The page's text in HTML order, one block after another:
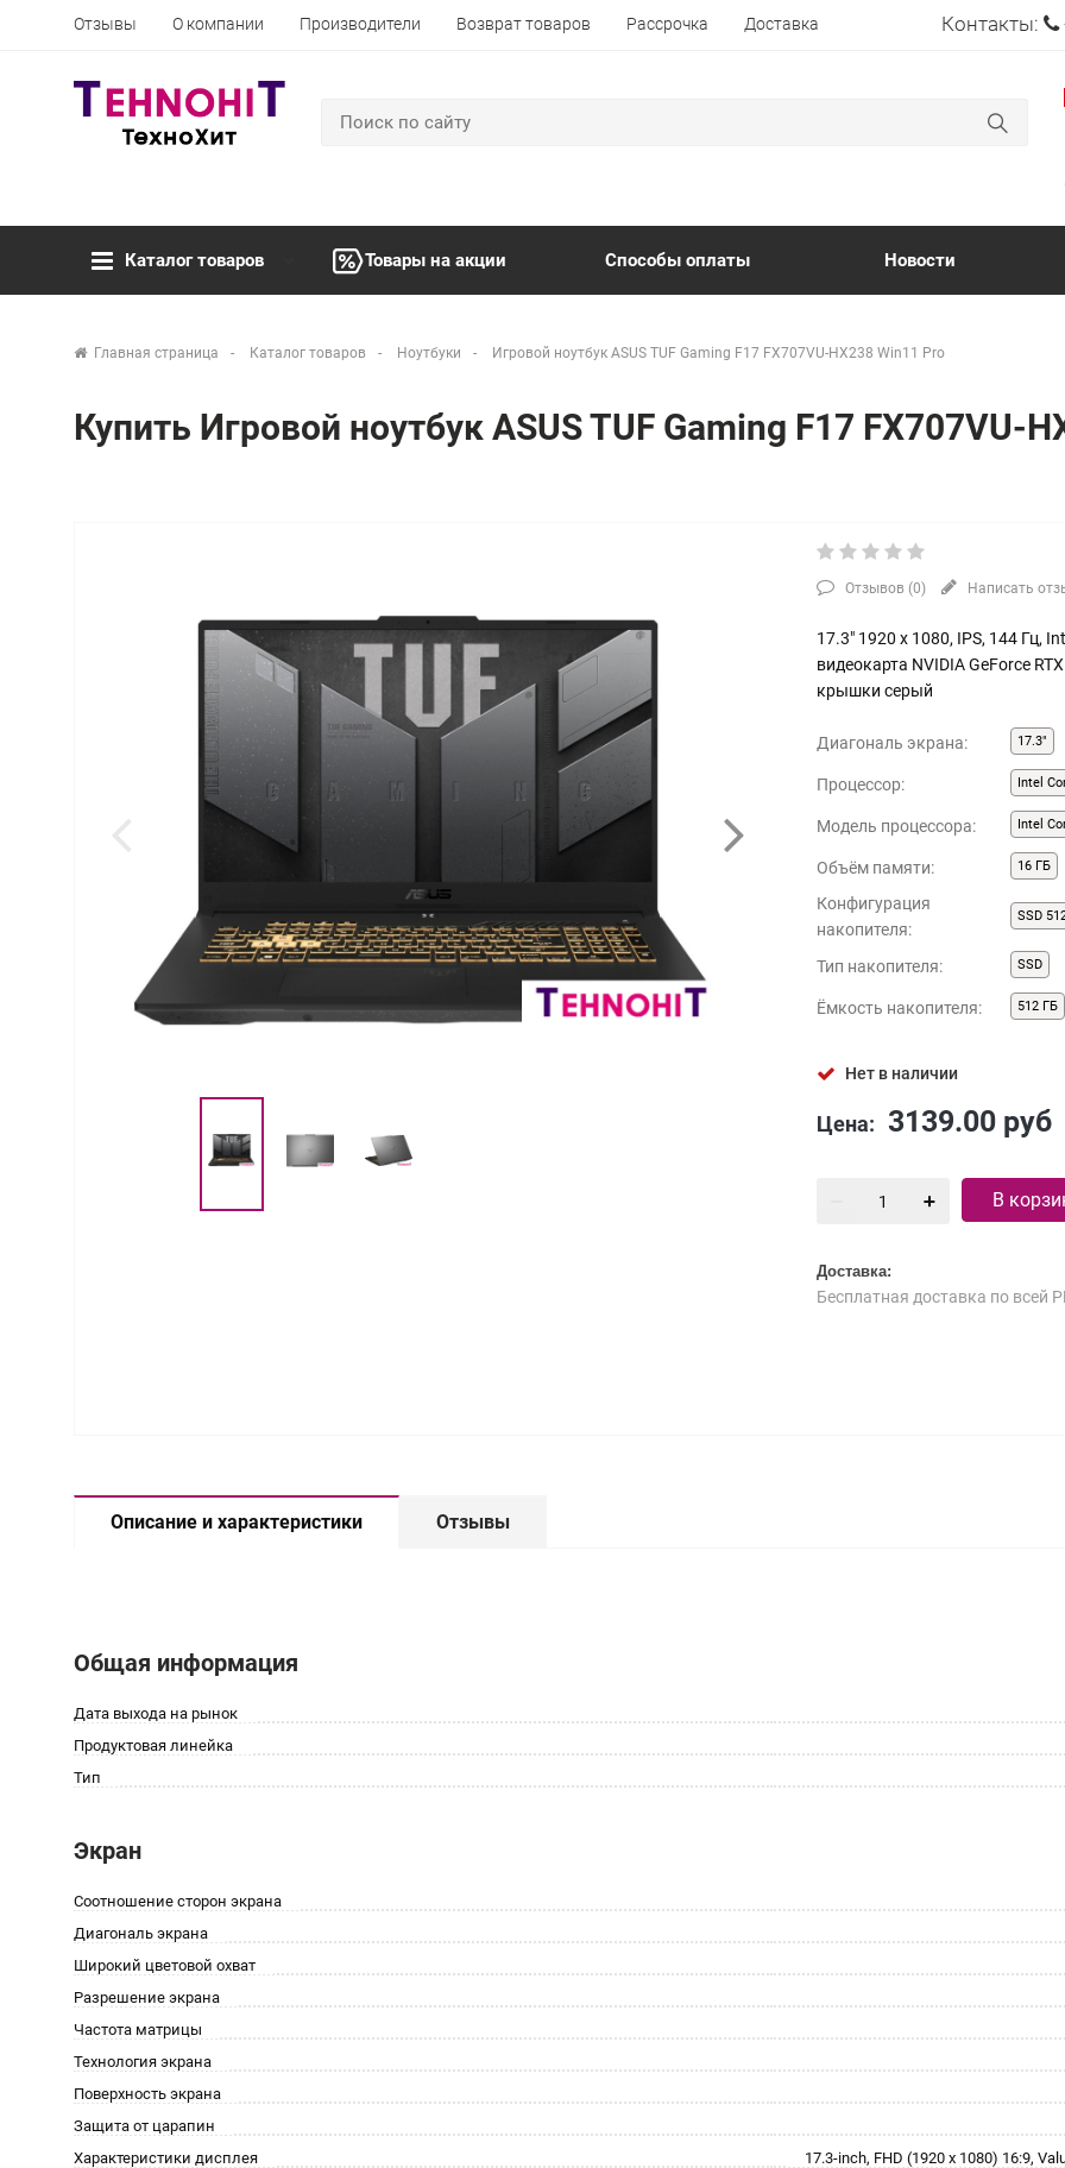
Отзывы О компании Производители Возврат товаров Рассрочка Доставка Контакты:
Каталог товаров Товары на акции Способы оплаты Новости
Главная страница Каталог товаров Ноутбуки Игровой ноутбук ASUS TUF Gaming F17 FX707VU-HX238 Win11 Pro
Купить Игровой ноутбук ASUS TUF Gaming F17 FX707VU-
Отзывов (0) Написать
17.3" 1920 x 1080, IPS, 144 Гц,
видеокарта NVIDIA GeForce
крышки серый
Диагональ экрана: 17.3"
Процессор: Intel
Модель процессора: Intel
Объём памяти: 16 ГБ
Конфигурация
накопителя:
SSD
Тип накопителя: SSD
Ёмкость накопителя: 512 ГБ
Нет в наличии
Цена: 3139.00 руб
В
Доставка:
Бесплатная доставка по всей
Описание и характеристики Отзывы
Общая информация
Дата выхода на рынок
Продуктовая линейка
Тип
Экран
Соотношение сторон экрана
Диагональ экрана
Широкий цветовой охват
Разрешение экрана
Частота матрицы
Технология экрана
Поверхность экрана
Защита от царапин
Характеристики дисплея
17.3-inch, FHD (1920 x 1080) 16:9,